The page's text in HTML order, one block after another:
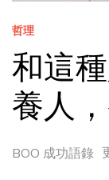
哲理
和這
養人
BOO 成功語錄